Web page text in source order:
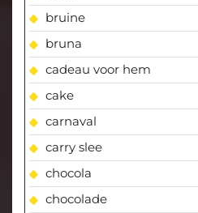
bruine
bruna
cadeau voor hem
cake
carnaval
carry slee
chocola
chocolade